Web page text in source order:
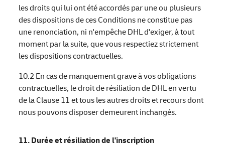
les droits qui lui ont été accordés par une ou plusieurs
des dispositions de ces Conditions ne constitue pas
une renonciation, ni n'empêche DHL d'exiger, à tout
moment par la suite, que vous respectiez strictement
les dispositions contractuelles.
10.2 En cas de manquement grave à vos obligations
contractuelles, le droit de résiliation de DHL en vertu
de la Clause 11 et tous les autres droits et recours dont
nous pouvons disposer demeurent inchangés.
11. Durée et résiliation de l'inscription